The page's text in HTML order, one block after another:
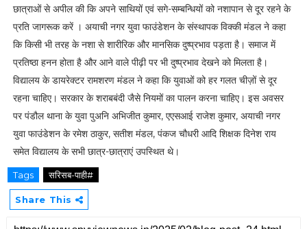
छात्राओं से अपील की कि अपने साथियों एवं सगे-सम्बन्धियों को नशापान से दूर रहने के
प्रति जागरूक करें । अयाची नगर युवा फाउंडेशन के संस्थापक विक्की मंडल ने कहा
कि किसी भी तरह के नशा से शारीरिक और मानसिक दुष्प्रभाव पड़ता है। समाज में
प्रतिष्ठा हनन होता है और आने वाले पीढ़ी पर भी दुष्प्रभाव देखने को मिलता है।
विद्यालय के डायरेक्टर रामशरण मंडल ने कहा कि युवाओं को हर गलत चीज़ों से दूर
रहना चाहिए। सरकार के शराबबंदी जैसे नियमों का पालन करना चाहिए। इस अवसर
पर पंडौल थाना के युवा पुअनि अभिजीत कुमार, एएसआई राजेश कुमार, अयाची नगर
युवा फाउंडेशन के रमेश ठाकुर, सतीश मंडल, पंकज चौधरी आदि शिक्षक दिनेश राय
समेत विद्यालय के सभी छात्र-छात्राएं उपस्थित थे।
Tags सरिसब-पाही#
Share This